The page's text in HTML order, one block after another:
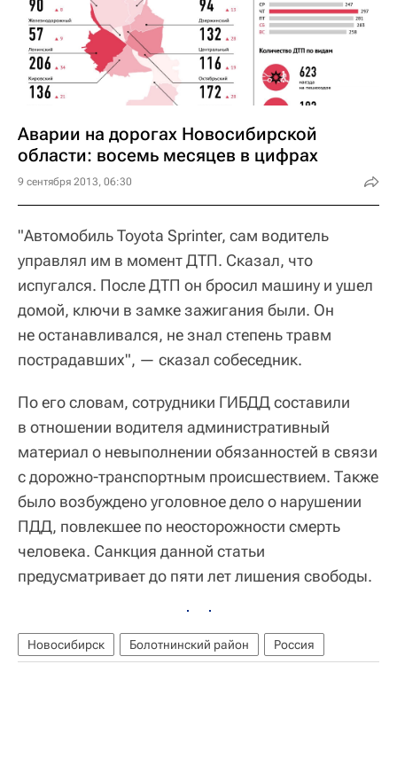
Аварии на дорогах Новосибирской
области: восемь месяцев в цифрах
9 сентября 2013, 06:30
"Автомобиль Toyota Sprinter, сам водитель
управлял им в момент ДТП. Сказал, что
испугался. После ДТП он бросил машину и ушел
домой, ключи в замке зажигания были. Он
не останавливался, не знал степень травм
пострадавших", — сказал собеседник.
По его словам, сотрудники ГИБДД составили
в отношении водителя административный
материал о невыполнении обязанностей в связи
с дорожно-транспортным происшествием. Также
было возбуждено уголовное дело о нарушении
ПДД, повлекшее по неосторожности смерть
человека. Санкция данной статьи
предусматривает до пяти лет лишения свободы.
Новосибирск Болотнинский район Россия